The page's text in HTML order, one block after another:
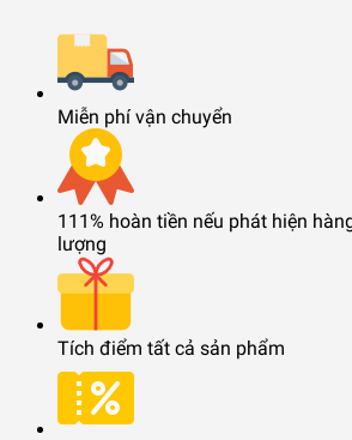
Miễn phí vận chuyển
111% hoàn tiền nếu phát hiện
lượng
Tích điểm tất cả sản phẩm